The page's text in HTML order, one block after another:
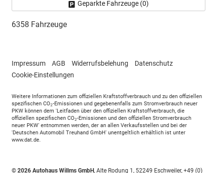
Geparkte Fahrzeuge (0)
6358 Fahrzeuge
Impressum AGB Widerrufsbelehung
Datenschutz
Cookie-Einstellungen
Weitere Informationen zum offiziellen Kraftstoffverbrauch und zu den offiziellen
spezifischen CO2-Emissionen und gegebenenfalls zum Stromverbrauch neuer
PKW können dem 'Leitfaden über den offiziellen Kraftstoffverbrauch, die
offiziellen spezifischen CO2-Emissionen und den offiziellen Stromverbrauch
neuer PKW' entnommen werden, der an allen Verkaufsstellen und bei der
'Deutschen Automobil Treuhand GmbH' unentgeltlich erhältlich ist unter
www.dat.de.
© 2026 Autohaus Willms GmbH, Alte Rodung 1 , 52249 Eschweiler, +49 (0)